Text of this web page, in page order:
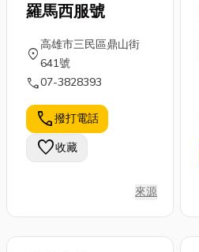
羅馬西服號
location_on
高雄市三民區鼎山街
641號
call07-3828393
call撥打電話
favorite收藏
來源